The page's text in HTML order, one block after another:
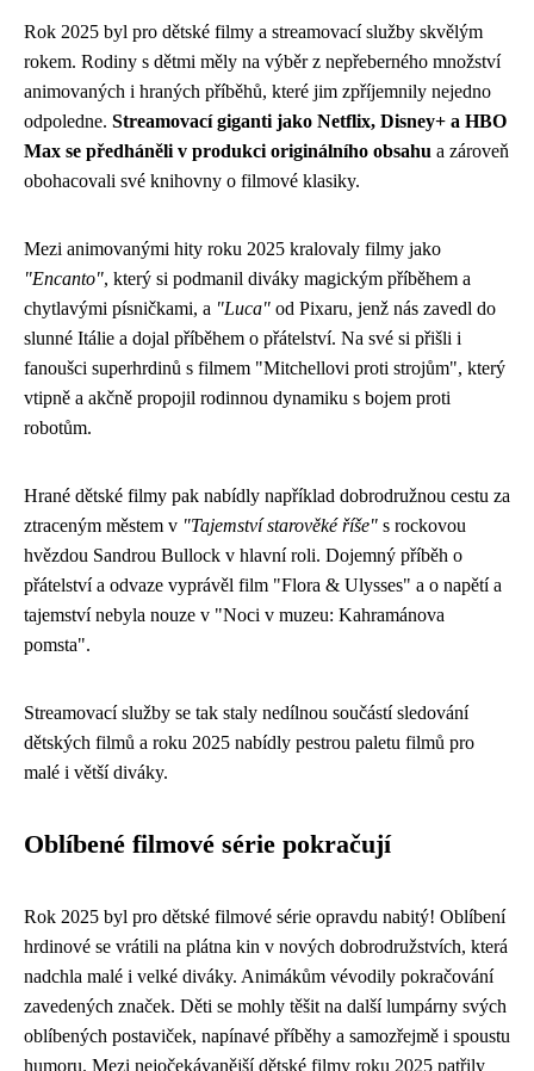
Rok 2025 byl pro dětské filmy a streamovací služby skvělým
rokem. Rodiny s dětmi měly na výběr z nepřeberného množství
animovaných i hraných příběhů, které jim zpříjemnily nejedno
odpoledne. Streamovací giganti jako Netflix, Disney+ a HBO
Max se předháněli v produkci originálního obsahu a zároveň
obohacovali své knihovny o filmové klasiky.
Mezi animovanými hity roku 2025 kralovaly filmy jako
"Encanto", který si podmanil diváky magickým příběhem a
chytlavými písničkami, a "Luca" od Pixaru, jenž nás zavedl do
slunné Itálie a dojal příběhem o přátelství. Na své si přišli i
fanoušci superhrdinů s filmem "Mitchellovi proti strojům", který
vtipně a akčně propojil rodinnou dynamiku s bojem proti
robotům.
Hrané dětské filmy pak nabídly například dobrodružnou cestu za
ztraceným městem v "Tajemství starověké říše" s rockovou
hvězdou Sandrou Bullock v hlavní roli. Dojemný příběh o
přátelství a odvaze vyprávěl film "Flora & Ulysses" a o napětí a
tajemství nebyla nouze v "Noci v muzeu: Kahramánova
pomsta".
Streamovací služby se tak staly nedílnou součástí sledování
dětských filmů a roku 2025 nabídly pestrou paletu filmů pro
malé i větší diváky.
Oblíbené filmové série pokračují
Rok 2025 byl pro dětské filmové série opravdu nabitý! Oblíbení
hrdinové se vrátili na plátna kin v nových dobrodružstvích, která
nadchla malé i velké diváky. Animákům vévodily pokračování
zavedených značek. Děti se mohly těšit na další lumpárny svých
oblíbených postaviček, napínavé příběhy a samozřejmě i spoustu
humoru. Mezi nejočekávanější dětské filmy roku 2025 patřily